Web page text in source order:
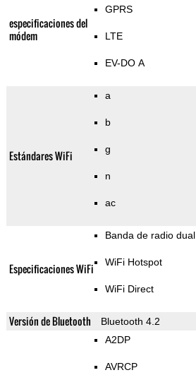
especificaciones del
módem
GPRS
LTE
EV-DO A
Estándares WiFi
a
b
g
n
ac
Especificaciones WiFi
Banda de radio dual
WiFi Hotspot
WiFi Direct
Versión de Bluetooth Bluetooth 4.2
A2DP
AVRCP